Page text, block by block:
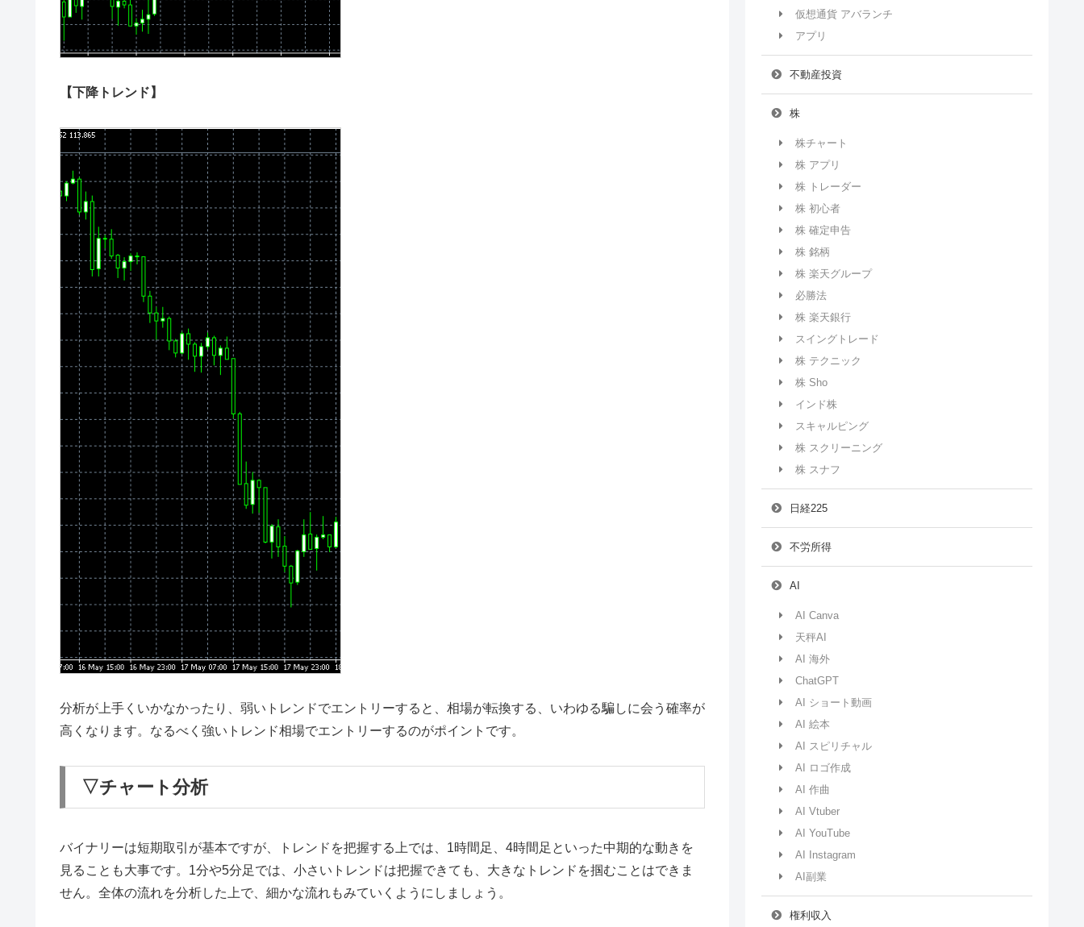
【下降トレンド】
分析が上手くいかなかったり、弱いトレンドでエントリーすると、相場が転換する、いわゆる騙しに会う確率が
高くなります。なるべく強いトレンド相場でエントリーするのがポイントです。
▽チャート分析
バイナリーは短期取引が基本ですが、トレンドを把握する上では、1時間足、4時間足といった中期的な動きを
見ることも大事です。1分や5分足では、小さいトレンドは把握できても、大きなトレンドを掴むことはできま
せん。全体の流れを分析した上で、細かな流れもみていくようにしましょう。
仮想通貨 アバランチ
アプリ
不動産投資
株
株チャート
株 アプリ
株 トレーダー
株 初心者
株 確定申告
株 銘柄
株 楽天グループ
必勝法
株 楽天銀行
スイングトレード
株 テクニック
株 Sho
インド株
スキャルピング
株 スクリーニング
株 スナフ
日経225
不労所得
AI
AI Canva
天秤AI
AI 海外
ChatGPT
AI ショート動画
AI 絵本
AI スピリチャル
AI ロゴ作成
AI 作曲
AI Vtuber
AI YouTube
AI Instagram
AI副業
権利収入